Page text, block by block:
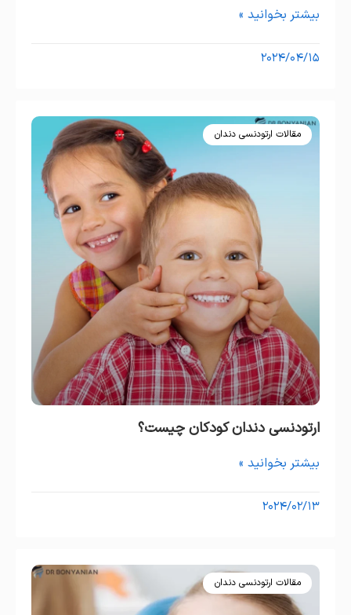
بیشتر بخوانید »
۲۰۲۴/۰۴/۱۵
مقالات ارتودنسی دندان
ارتودنسی دندان کودکان چیست؟
بیشتر بخوانید »
۲۰۲۴/۰۲/۱۳
مقالات ارتودنسی دندان